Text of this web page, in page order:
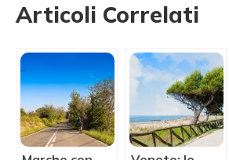
Articoli Correlati